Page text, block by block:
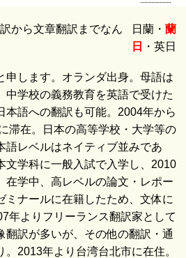
から文章翻訳までなん
日蘭・ 蘭
日
・英日
申します。オランダ出身。母語は
中学校の義務教育を英語で受けた
本語への翻訳も可能。2004年から
滞在。日本の高等学校・大学等の
語レベルはネイティブ並みであ
文学科に一般入試で入学し、2010
在学中、高レベルの論文・レポー
ミナールに在籍したため、文体に
年よりフリーランス翻訳家として
翻訳が多いが、その他の翻訳・通
。2013年より台湾台北市に在住。